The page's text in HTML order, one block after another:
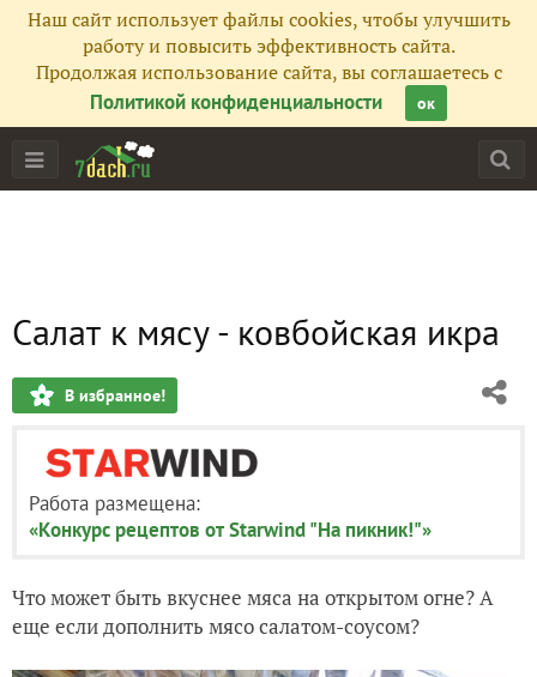
Наш сайт использует файлы cookies, чтобы улучшить
работу и повысить эффективность сайта.
Продолжая использование сайта, вы соглашаетесь с
Политикой конфиденциальности
ок
Салат к мясу - ковбойская икра
В избранное!
Работа размещена:
«Конкурс рецептов от Starwind "На пикник!"»
Что может быть вкуснее мяса на открытом огне? А
еще если дополнить мясо салатом-соусом?